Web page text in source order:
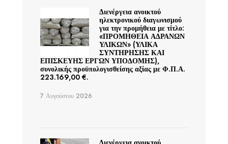
Διενέργεια ανοικτού
ηλεκτρονικού διαγωνισμού
για την προμήθεια με τίτλο:
«ΠΡΟΜΗΘΕΙΑ ΑΔΡΑΝΩΝ
ΥΛΙΚΩΝ» (ΥΛΙΚΑ
ΣΥΝΤΗΡΗΣΗΣ ΚΑΙ
ΕΠΙΣΚΕΥΗΣ ΕΡΓΩΝ ΥΠΟΔΟΜΗΣ),
συνολικής προϋπολογισθείσης αξίας με Φ.Π.Α.
223.169,00 €.
7 Αυγούστου 2026